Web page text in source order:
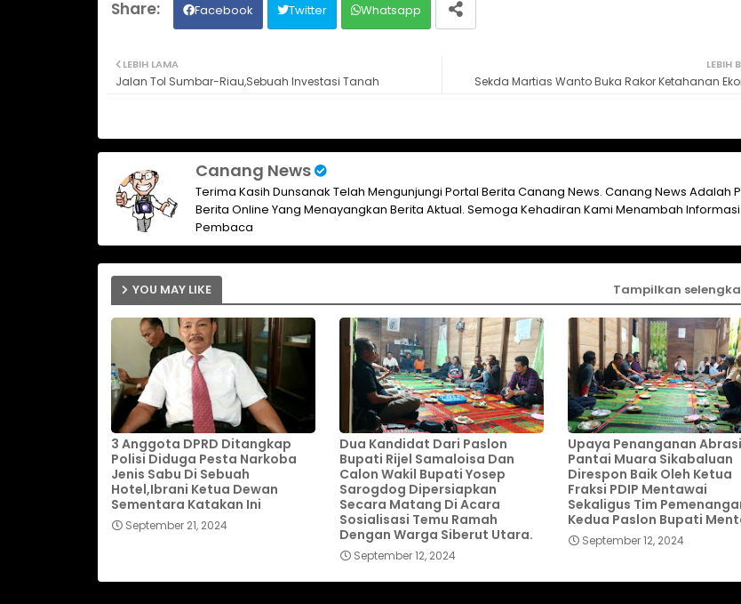
Facebook Twitter Whatsapp
LEBIH
Sekda Martias Wanto Buka Rakor Ketahanan
LEBIH LAMA
Jalan Tol Sumbar-Riau,Sebuah Investasi Tanah
Canang News
Terima Kasih Dunsanak Telah Mengunjungi Portal Berita Canang News. Canang News Adalah
Berita Online Yang Menayangkan Berita Aktual. Semoga Kehadiran Kami Menambah Informasi
Pembaca
YOU MAY LIKE Tampilkan
3 Anggota DPRD Ditangkap
Polisi Diduga Pesta Narkoba
Jenis Sabu Di Sebuah
Hotel,Ibrani Ketua Dewan
Sementara Katakan Ini
September 21, 2024
Dua Kandidat Dari Paslon
Bupati Rijel Samaloisa Dan
Calon Wakil Bupati Yosep
Sarogdog Dipersiapkan
Secara Matang Di Acara
Sosialisasi Temu Ramah
Dengan Warga Siberut Utara.
September 12, 2024
Upaya Penanganan Abrasi
Pantai Muara Sikabaluan
Direspon Baik Oleh Ketua
Fraksi PDIP Mentawai
Sekaligus Tim
Kedua Paslon Bupati
September 12, 2024